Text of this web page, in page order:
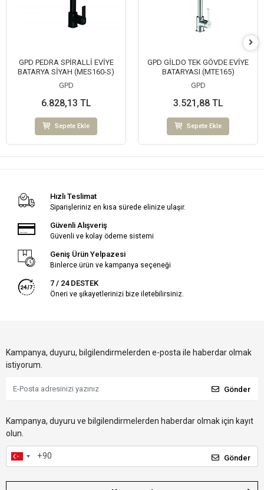
GPD PEDRA SPİRALLİ EVİYE
BATARYA SİYAH (MES160-S)
GPD
6.828,13 TL
Sepete Ekle
GPD GİLDO TEK GÖVDE EVİYE
BATARYASI (MTE165)
GPD
3.521,88 TL
Sepete Ekle
Hızlı Teslimat
Siparişleriniz en kısa sürede elinize ulaşır.
Güvenli Alışveriş
Güvenli ve kolay ödeme sistemi
Geniş Ürün Yelpazesi
Binlerce ürün ve kampanya seçeneği
7 / 24 DESTEK
Öneri ve şikayetlerinizi bize iletebilirsiniz.
Kampanya, duyuru, bilgilendirmelerden e-posta ile haberdar olmak
istiyorum.
Gönder
Kampanya, duyuru ve bilgilendirmelerden haberdar olmak için kayıt
olun.
Gönder